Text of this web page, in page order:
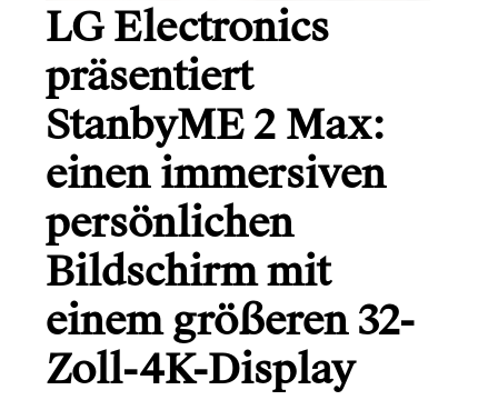
LG Electronics
präsentiert
StanbyME 2 Max:
einen immersiven
persönlichen
Bildschirm mit
einem größeren 32-
Zoll-4K-Display